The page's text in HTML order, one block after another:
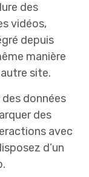
des
vidéos,
depuis
manière
site.
données
des
avec
d’un